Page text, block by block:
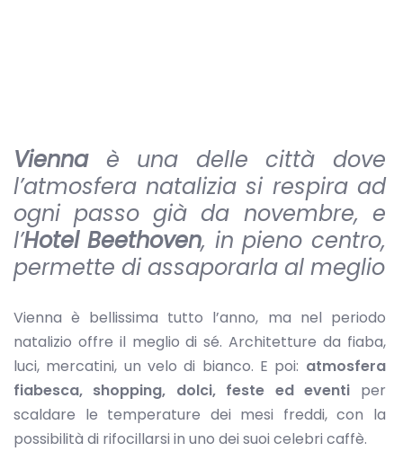
Viennaè una delle città dove
l’atmosfera natalizia si respira ad
ogni passo già da novembre, e
l’Hotel Beethoven, in pieno centro,
permette di assaporarla al meglio
Vienna è bellissima tutto l’anno, ma nel periodo
natalizio offre il meglio di sé. Architetture da fiaba,
luci, mercatini, un velo di bianco. E poi: atmosfera
fiabesca, shopping, dolci, feste ed eventi per
scaldare le temperature dei mesi freddi, con la
possibilità di rifocillarsi in uno dei suoi celebri caffè.